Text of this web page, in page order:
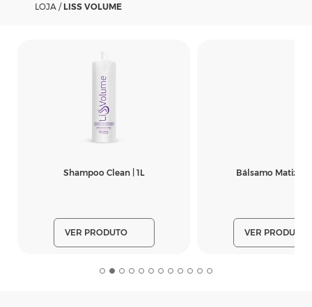
LOJA / LISS VOLUME
Shampoo Clean | 1L
VER PRODUTO
Bálsamo
VER PRODUTO